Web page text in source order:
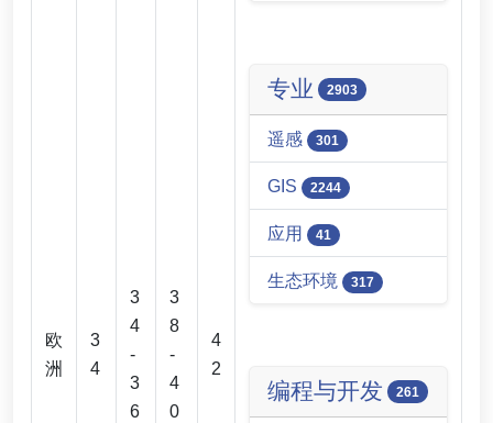
欧
洲
3
4
3
4
-
3
6
3
8
-
4
0
4
2
专业 2903
遥感 301
GIS 2244
应用 41
生态环境 317
编程与开发 261